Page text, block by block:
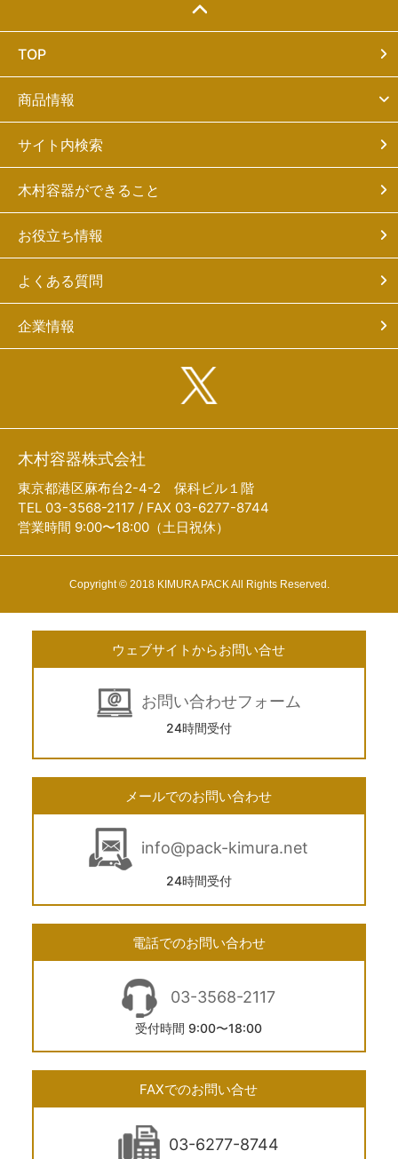
TOP
商品情報
サイト内検索
木村容器ができること
お役立ち情報
よくある質問
企業情報
木村容器株式会社
東京都港区麻布台2-4-2 保科ビル１階
TEL 03-3568-2117 / FAX 03-6277-8744
営業時間 9:00〜18:00（土日祝休）
Copyright © 2018 KIMURA PACK All Rights Reserved.
ウェブサイトからお問い合せ
お問い合わせフォーム
24時間受付
メールでのお問い合わせ
info@pack-kimura.net
24時間受付
電話でのお問い合わせ
03-3568-2117
受付時間 9:00〜18:00
FAXでのお問い合せ
03-6277-8744